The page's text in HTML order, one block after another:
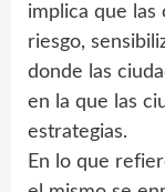
implica que las
riesgo,
donde las
en la que las
estrategias.
En lo que